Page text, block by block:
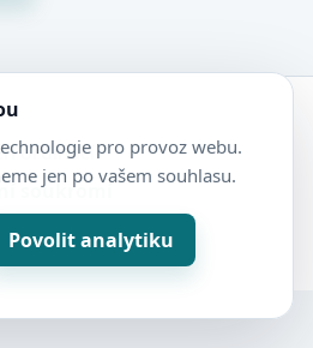
ordinací.
soukromí
Sitemap
pro provoz webu.
jen po vašem souhlasu.
Povolit analytiku